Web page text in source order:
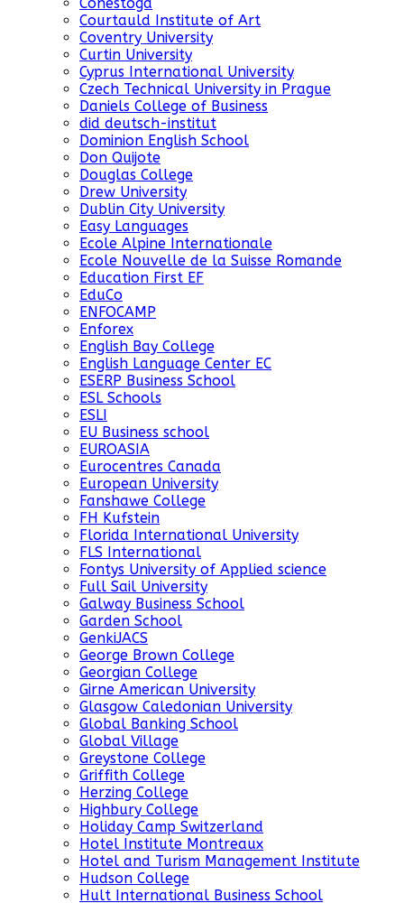
Conestoga
Courtauld Institute of Art
Coventry University
Curtin University
Cyprus International University
Czech Technical University in Prague
Daniels College of Business
did deutsch-institut
Dominion English School
Don Quijote
Douglas College
Drew University
Dublin City University
Easy Languages
Ecole Alpine Internationale
Ecole Nouvelle de la Suisse Romande
Education First EF
EduCo
ENFOCAMP
Enforex
English Bay College
English Language Center EC
ESERP Business School
ESL Schools
ESLI
EU Business school
EUROASIA
Eurocentres Canada
European University
Fanshawe College
FH Kufstein
Florida International University
FLS International
Fontys University of Applied science
Full Sail University
Galway Business School
Garden School
GenkiJACS
George Brown College
Georgian College
Girne American University
Glasgow Caledonian University
Global Banking School
Global Village
Greystone College
Griffith College
Herzing College
Highbury College
Holiday Camp Switzerland
Hotel Institute Montreaux
Hotel and Turism Management Institute
Hudson College
Hult International Business School